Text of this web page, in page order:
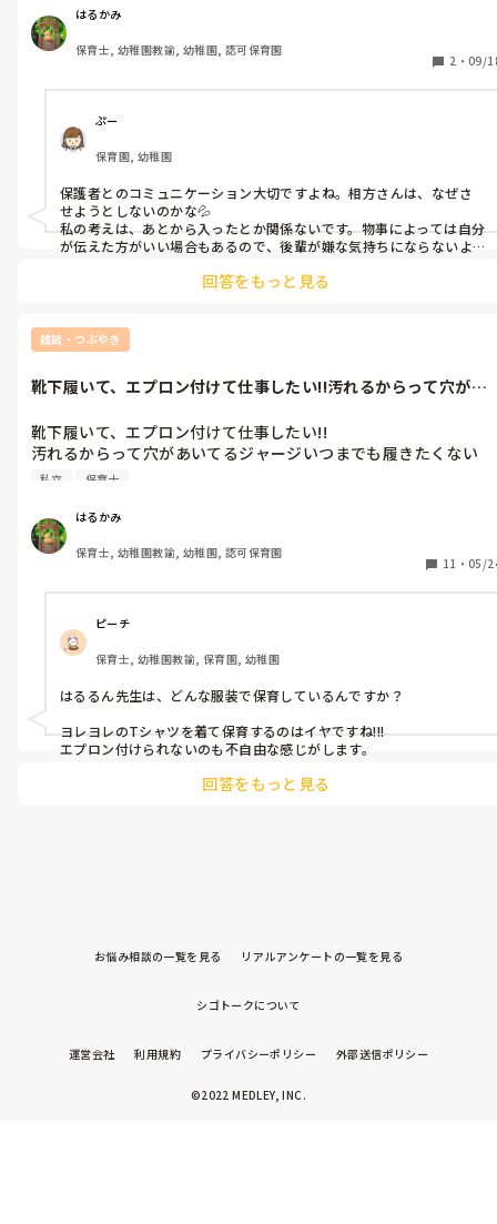
朝と帰りの保護者対応 私にはさせようとせず、相方がする。おか
げで私は全く保護者とコミニケーションが取れてない。私が後に
入った園だから遠慮してたけど…一緒に仕事しなくてはいけない
からあれこれ言わず円満に過ごしてだけど…流石にこの良いとこ
取りはそろそろ我慢の限界かな。
はるかみ
保育士, 幼稚園教諭, 幼稚園, 認可保育園
2 ・ 09/
ぷー
保育園, 幼稚園
保護者とのコミュニケーション大切ですよね。相方さんは、なぜさ
せようとしないのかな💦
私の考えは、あとから入ったとか関係ないです。物事によっては自分
が伝えた方がいい場合もあるので、後輩が嫌な気持ちにならないよ
ます。我慢することないです。当たり前の事を言うのですから。ただ
2人担任だから言ったことで亀裂？悪い方向にいかないといいですけ
回答をもっと見る
雑談・つぶやき
靴下履いて、エプロン付けて仕事したい!!汚れるからって穴があ
靴下履いて、エプロン付けて仕事したい!!
汚れるからって穴があいてるジャージいつまでも履きたくない
し、ヨレヨレのTシャツ着るのもイヤ!!
初期か!!
毎日化粧だってして行く…ノーメイクは嫌だ!!
女 捨てたくない!!
自分には合わない!!
私立 保育士
はるかみ
保育士, 幼稚園教諭, 幼稚園, 認可保育園
11 ・ 05/
ピーチ
保育士, 幼稚園教諭, 保育園, 幼稚園
はるるん先生は、どんな服装で保育しているんですか？
ヨレヨレのTシャツを着て保育するのはイヤですね!!!
エプロン付けられないのも不自由な感じがします。
回答をもっと見る
お悩み相談の一覧を見る リアルアンケートの一覧を見る
シゴトークについて
運営会社 利用規約 プライバシーポリシー 外部送信ポリシー
©2022 MEDLEY, INC.